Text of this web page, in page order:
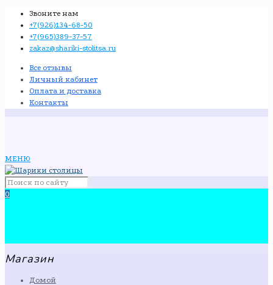
Звоните нам
+7(926)134-68-50
+7(965)389-37-57
zakaz@shariki-stolitsa.ru
Все отзывы
Личный кабинет
Оплата и доставка
Контакты
МЕНЮ
0
Магазин
Домой